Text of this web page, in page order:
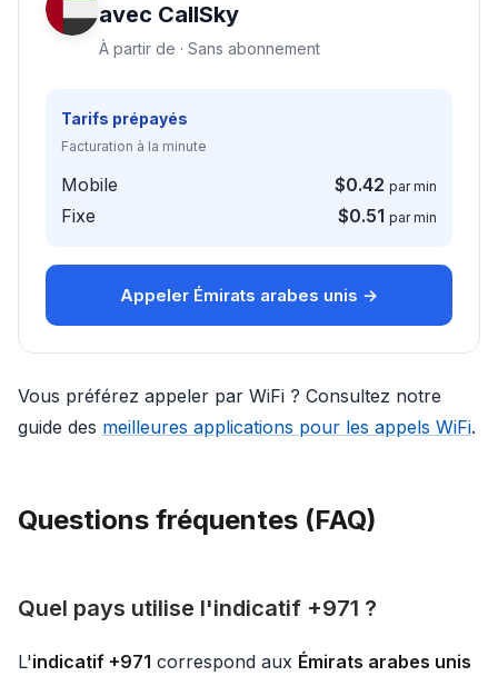
avec CallSky
À partir de · Sans abonnement
Tarifs prépayés
Facturation à la minute
Mobile $0.42 par min
Fixe $0.51 par min
Appeler Émirats arabes unis →
Vous préférez appeler par WiFi ? Consultez notre
guide des meilleures applications pour les appels WiFi.
Questions fréquentes (FAQ)
Quel pays utilise l'indicatif +971 ?
L'indicatif +971 correspond aux Émirats arabes unis